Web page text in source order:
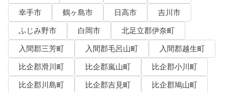
幸手市
鶴ヶ島市 日高市
吉川市
ふじみ野市
白岡市
北足立郡伊奈町
入間郡三芳町
入間郡毛呂山町
入間郡越生町
比企郡滑川町
比企郡嵐山町
比企郡小川町
比企郡川島町
比企郡吉見町
比企郡鳩山町